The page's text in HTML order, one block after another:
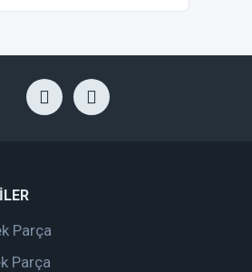
Parça
Parça